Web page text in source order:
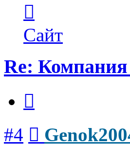
пользователя
Genok2004
Сайт
Re:
#4